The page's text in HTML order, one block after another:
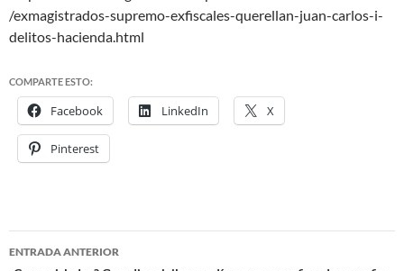
/exmagistrados-supremo-exfiscales-querellan-juan-carlos-i-
delitos-hacienda.html
COMPARTE ESTO:
Facebook LinkedIn X
Pinterest
ENTRADA ANTERIOR